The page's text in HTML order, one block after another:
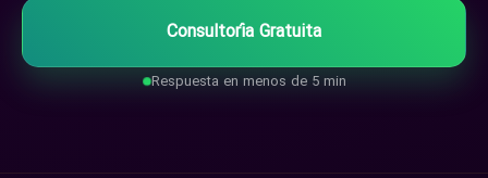
Consultoría Gratuita
Respuesta en menos de 5 min